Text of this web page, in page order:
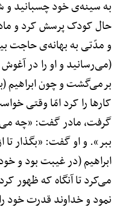
به سینه‌ی خود چسبانید
حال کودک پرسش کرد و
و مدّتی به بهانه‌ی حاجت
(می‌رسانید و او را در
برمی‌گشت و چون ابراهیم
کارها را کرد امّا وقتی
گرفت، مادر گفت: «چه
ببر». و او گفت: «بگذار تا
ابراهیم (در غیبت بود و
می‌کرد تا آنگاه که ظهور
نمود و خداوند قدرت خود